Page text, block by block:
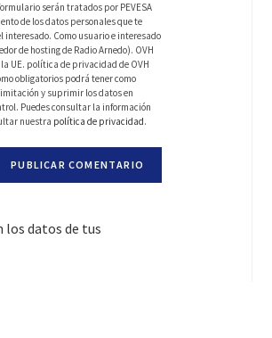
serán tratados por PEVESA
de los datos personales que te
Como usuario e interesado
de hosting de Radio Arnedo). OVH
UE. política de privacidad de OVH
obligatorios podrá tener como
y suprimir los datos en
Puedes consultar la información
nuestra política de privacidad.
los datos de tus